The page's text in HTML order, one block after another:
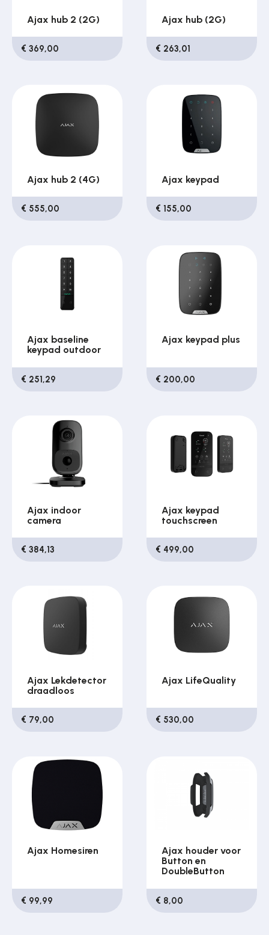
Ajax hub 2 (2G)
€ 369,00
Ajax hub (2G)
€ 263,01
Ajax hub 2 (4G)
€ 555,00
Ajax keypad
€ 155,00
Ajax baseline
keypad outdoor
€ 251,29
Ajax keypad plus
€ 200,00
Ajax indoor
camera
€ 384,13
Ajax keypad
touchscreen
€ 499,00
Ajax Lekdetector
draadloos
€ 79,00
Ajax LifeQuality
€ 530,00
Ajax Homesiren
€ 99,99
Ajax houder voor
Button en
DoubleButton
€ 8,00